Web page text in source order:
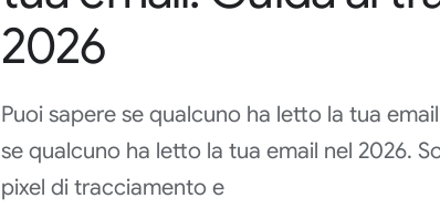
2026
Puoi sapere se qualcuno ha letto la tua
se qualcuno ha letto la tua email nel 2026.
pixel di tracciamento e